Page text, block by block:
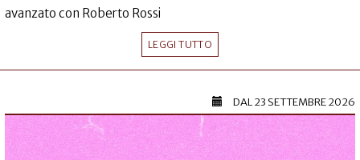
avanzato con Roberto Rossi
LEGGI TUTTO
DAL23 SETTEMBRE 2026